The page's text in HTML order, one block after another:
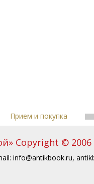
Прием и покупка
Copyright © 2006
info@antikbook.ru,